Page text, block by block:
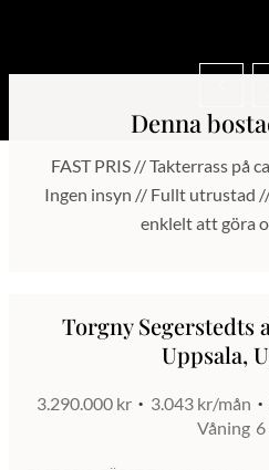
Denna
FAST PRIS // Takterrass på
Ingen insyn // Fullt utrustad
enklelt att göra
Torgny Segerstedts
Uppsala,
3.290.000 kr 3.043 kr/mån
Våning 6